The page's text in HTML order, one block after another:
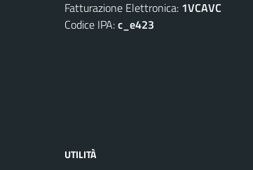
Fatturazione Elettronica: 1VCAVC
Codice IPA:c_e423
UTILITÀ